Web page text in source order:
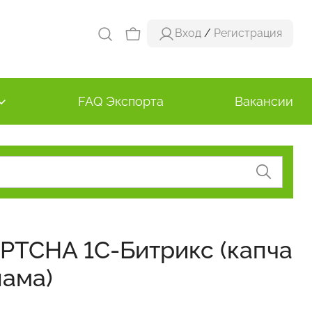
Вход / Регистрация
FAQ Экспорта Вакансии
1С-Битрикс (капча